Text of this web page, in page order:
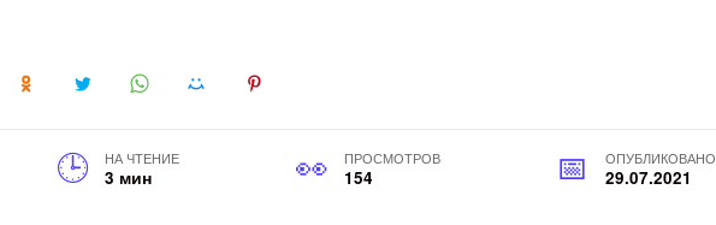
НА ЧТЕНИЕ
3 мин
ПРОСМОТРОВ
154
ОПУБЛИКОВАНО
29.07.2021